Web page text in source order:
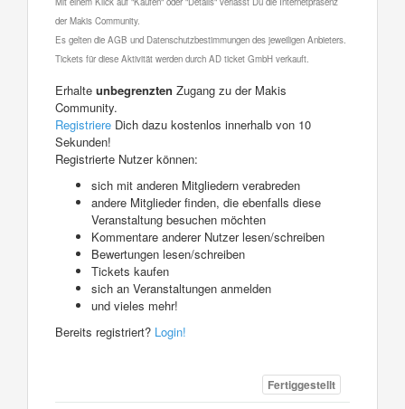
der Makis Community.
Es gelten die AGB und Datenschutzbestimmungen des jeweiligen Anbieters.
Tickets für diese Aktivität werden durch AD ticket GmbH verkauft.
Erhalte unbegrenzten Zugang zu der Makis
Community.
Registriere Dich dazu kostenlos innerhalb von 10
Sekunden!
Registrierte Nutzer können:
sich mit anderen Mitgliedern verabreden
andere Mitglieder finden, die ebenfalls diese
Veranstaltung besuchen möchten
Kommentare anderer Nutzer lesen/schreiben
Bewertungen lesen/schreiben
Tickets kaufen
sich an Veranstaltungen anmelden
und vieles mehr!
Bereits registriert? Login!
Fertiggestellt